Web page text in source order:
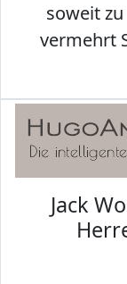
soweit
vermehrt
Jack